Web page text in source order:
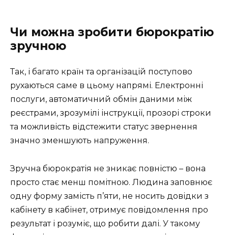
Чи можна зробити бюрократію
зручною
Так, і багато країн та організацій поступово
рухаються саме в цьому напрямі. Електронні
послуги, автоматичний обмін даними між
реєстрами, зрозумілі інструкції, прозорі строки
та можливість відстежити статус звернення
значно зменшують напруження.
Зручна бюрократія не зникає повністю – вона
просто стає менш помітною. Людина заповнює
одну форму замість п’яти, не носить довідки з
кабінету в кабінет, отримує повідомлення про
результат і розуміє, що робити далі. У такому